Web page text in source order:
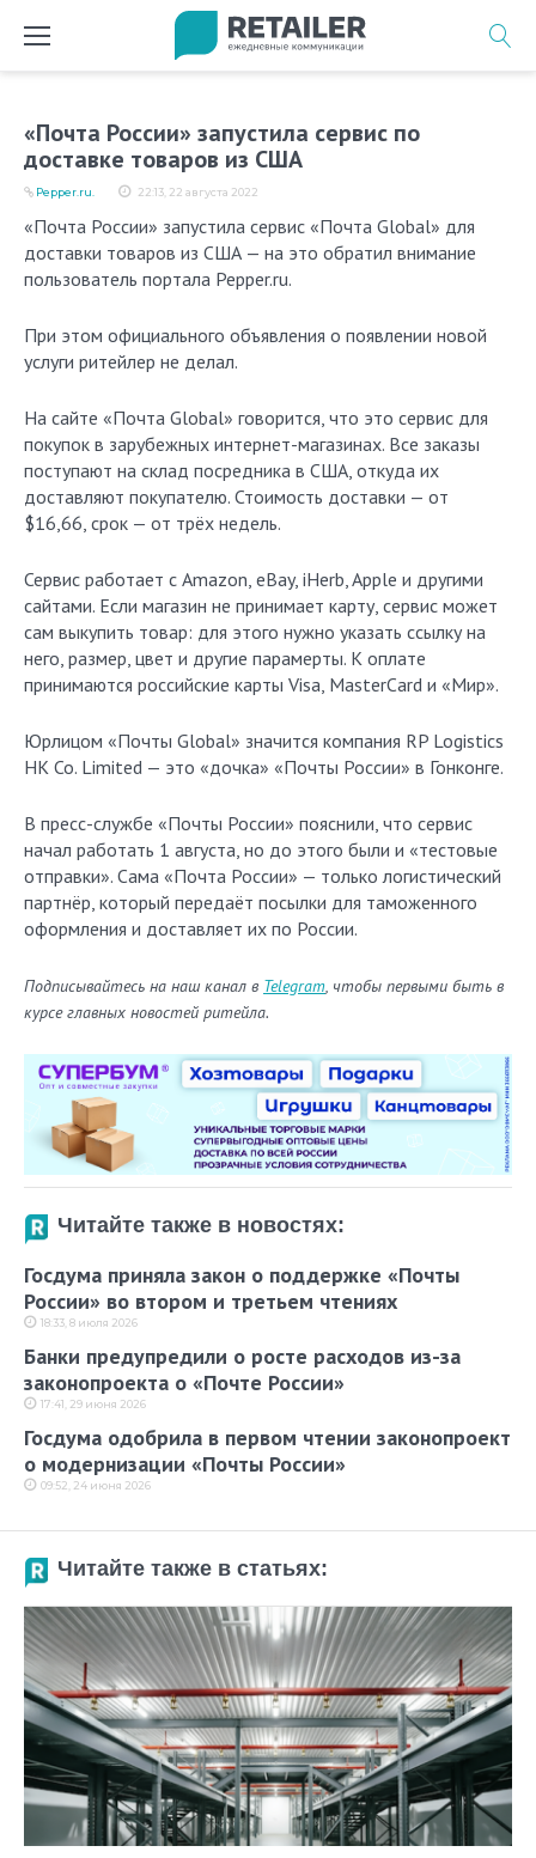
«Почта России» запустила сервис по
доставке товаров из США
22:13, 22 августа 2022
Pepper.ru.
«Почта России» запустила сервис «Почта Global» для
доставки товаров из США — на это обратил внимание
пользователь портала Pepper.ru.
При этом официального объявления о появлении новой
услуги ритейлер не делал.
На сайте «Почта Global» говорится, что это сервис для
покупок в зарубежных интернет-магазинах. Все заказы
поступают на склад посредника в США, откуда их
доставляют покупателю. Стоимость доставки — от
$16,66, срок — от трёх недель.
Сервис работает с Amazon, eBay, iHerb, Apple и другими
сайтами. Если магазин не принимает карту, сервис может
сам выкупить товар: для этого нужно указать ссылку на
него, размер, цвет и другие парамерты. К оплате
принимаются российские карты Visa, MasterCard и «Мир».
Юрлицом «Почты Global» значится компания RP Logistics
HK Co. Limited — это «дочка» «Почты России» в Гонконге.
В пресс-службе «Почты России» пояснили, что сервис
начал работать 1 августа, но до этого были и «тестовые
отправки». Сама «Почта России» — только логистический
партнёр, который передаёт посылки для таможенного
оформления и доставляет их по России.
Подписывайтесь на наш канал в Telegram, чтобы первыми быть в
курсе главных новостей ритейла.
Читайте также в новостях:
Госдума приняла закон о поддержке «Почты
России» во втором и третьем чтениях
18:33, 8 июля 2026
Банки предупредили о росте расходов из-за
законопроекта о «Почте России»
17:41, 29 июня 2026
Госдума одобрила в первом чтении законопроект
о модернизации «Почты России»
09:52, 24 июня 2026
Читайте также в статьях: